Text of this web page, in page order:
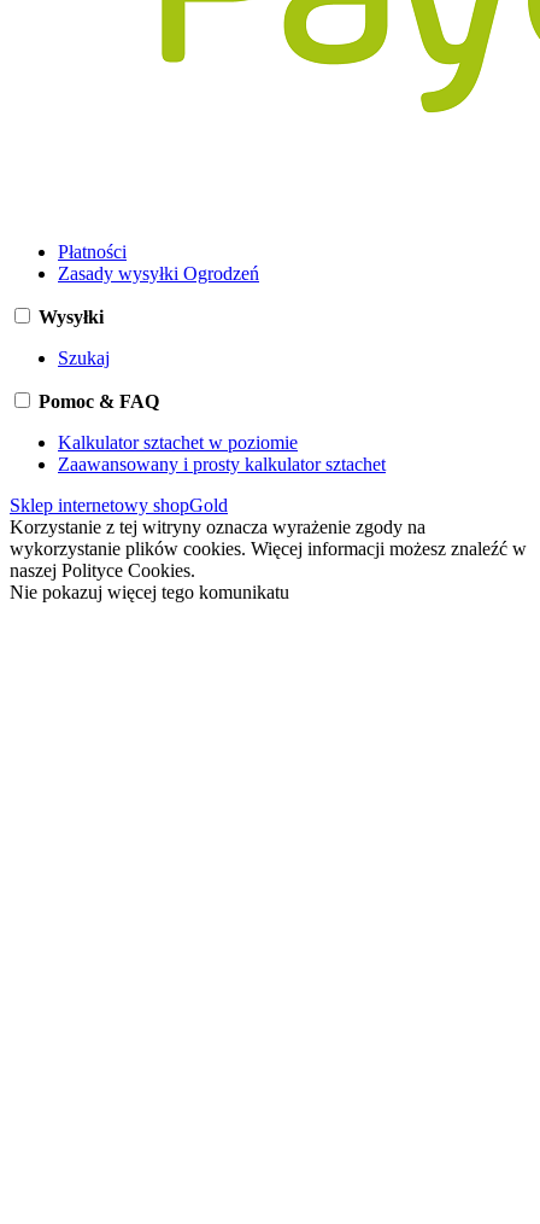
Płatności
Zasady wysyłki Ogrodzeń
Wysyłki
Szukaj
Pomoc & FAQ
Kalkulator sztachet w poziomie
Zaawansowany i prosty kalkulator sztachet
Sklep internetowy shopGold
Korzystanie z tej witryny oznacza wyrażenie zgody na
wykorzystanie plików cookies. Więcej informacji możesz znaleźć w
naszej Polityce Cookies.
Nie pokazuj więcej tego komunikatu